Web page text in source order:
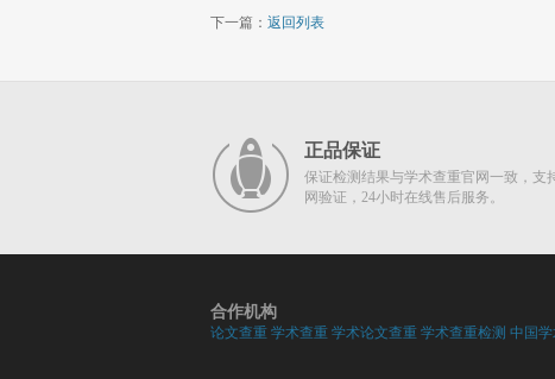
下一篇： 返回列表
正品保证
保证检测结果与学术查重官网一致，支
网验证，24小时在线售后服务。
合作机构
论文查重 学术查重 学术论文查重 学术查重检测 中国